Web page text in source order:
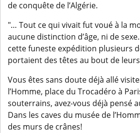
de conquête de l’Algérie.
"… Tout ce qui vivait fut voué à la
aucune distinction d’âge, ni de
cette funeste expédition plusieurs
portaient des têtes au bout de
Vous êtes sans doute déjà allé
l’Homme, place du Trocadéro à
souterrains, avez-vous déjà pensé
Dans les caves du musée de
des murs de crânes!